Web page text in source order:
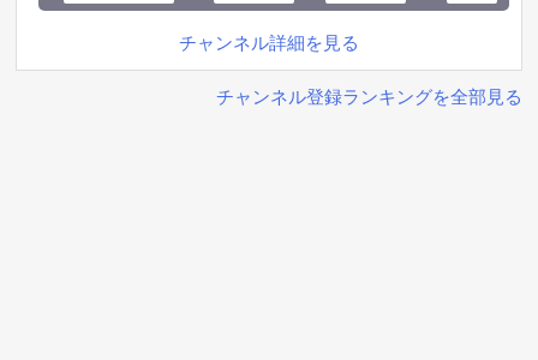
チャンネル詳細を見る
チャンネル登録ランキングを全部見る